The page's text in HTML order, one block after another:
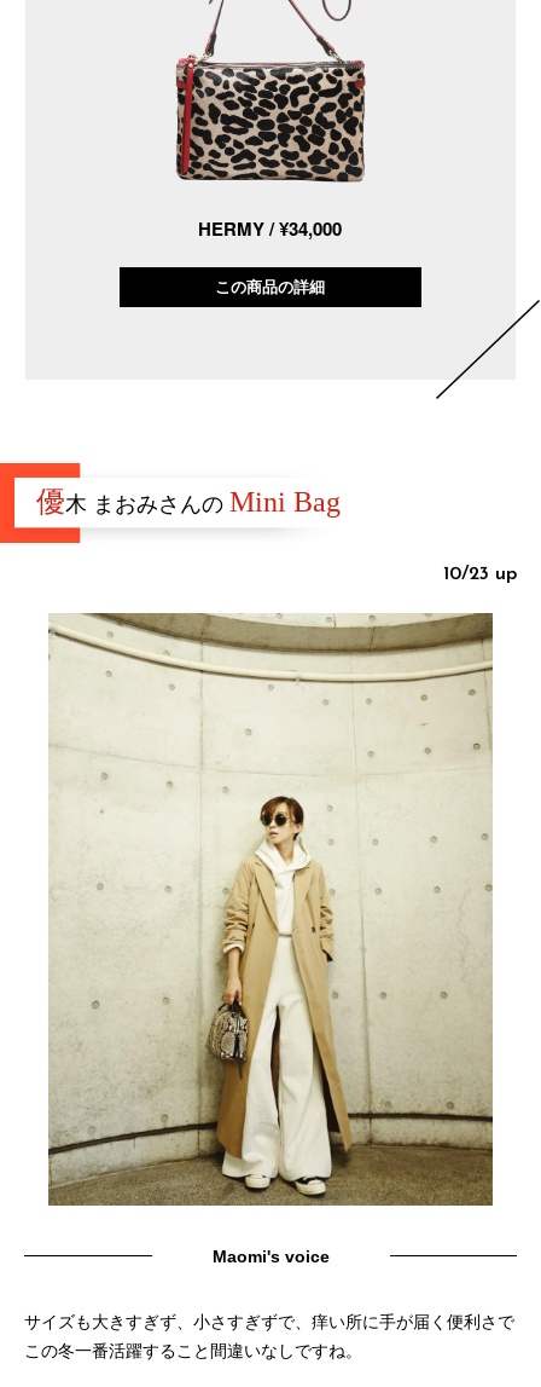
HERMY / ¥34,000
この商品の詳細
優木 まおみさんの Mini Bag
10/23 up
Maomi's voice
サイズも大きすぎず、小さすぎずで、痒い所に手が届く便利さで
この冬一番活躍すること間違いなしですね。